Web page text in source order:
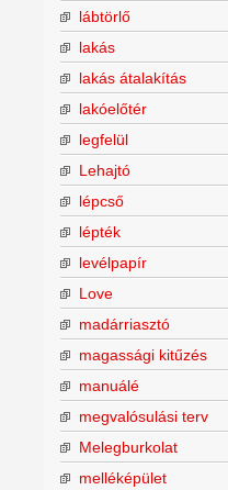
lábtörlő
lakás
lakás átalakítás
lakóelőtér
legfelül
Lehajtó
lépcső
lépték
levélpapír
Love
madárriasztó
magassági kitűzés
manuálé
megvalósulási terv
Melegburkolat
melléképület